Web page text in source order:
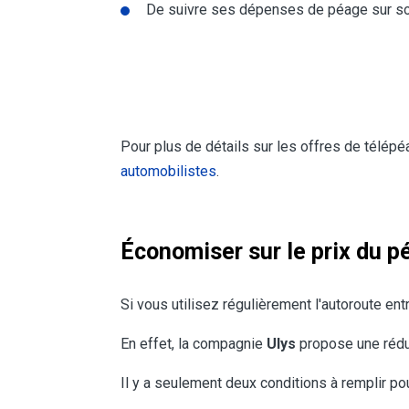
De suivre ses dépenses de péage sur
Pour plus de détails sur les offres de
automobilistes.
Économiser sur le prix du
Si vous utilisez régulièrement l'autoroute
En effet, la compagnie Ulys propose une
Il y a seulement deux conditions à remplir